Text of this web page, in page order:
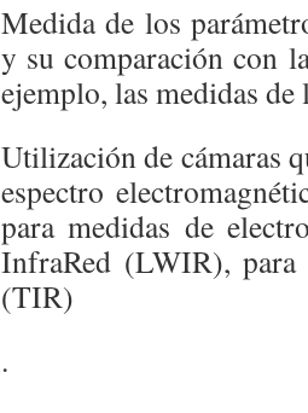
Medida de los
y su comparación con
ejemplo, las medidas
Utilización de cámaras
espectro
para medidas de
InfraRed (LWIR),
(TIR)
.